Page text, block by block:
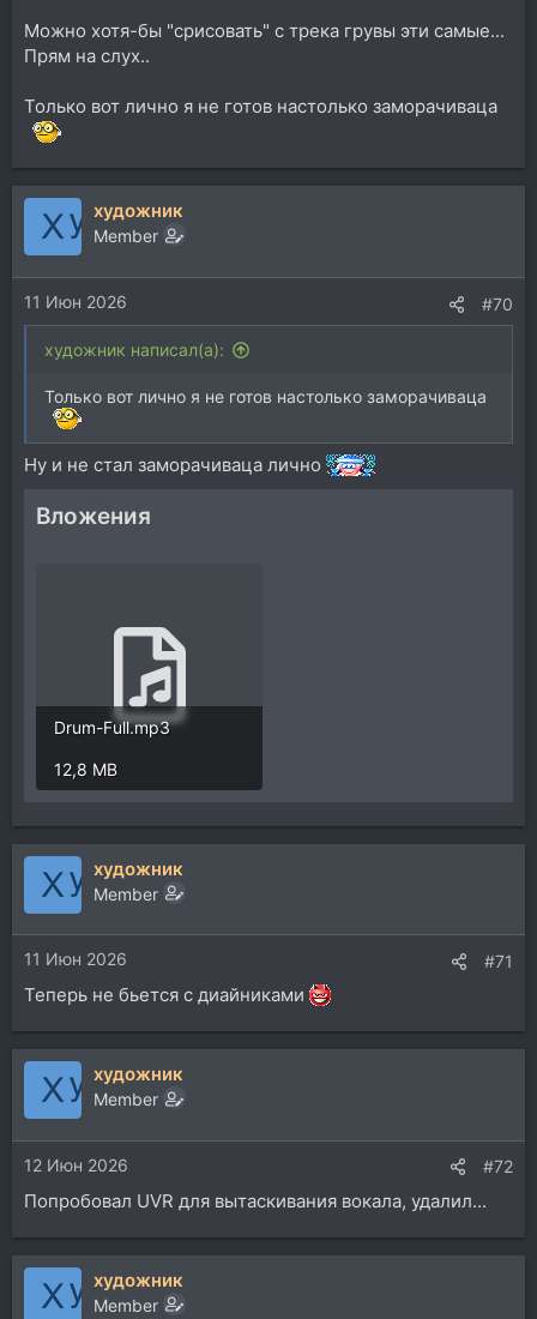
Можно хотя-бы "срисовать" с трека грувы эти самые...
Прям на слух..
Только вот лично я не готов настолько заморачиваца
художник
Member
11 Июн 2026 #70
художник написал(а):
Только вот лично я не готов настолько заморачиваца
Ну и не стал заморачиваца лично
Вложения
Drum-Full.mp3
12,8 MB
художник
Member
11 Июн 2026 #71
Теперь не бьется с диайниками
художник
Member
12 Июн 2026 #72
Попробовал UVR для вытаскивания вокала, удалил...
художник
Member